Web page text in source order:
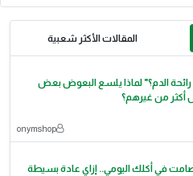
المقالات الأكثر شعبية
الدم؟" لماذا يلسع البعوض بعض
أكثر من غيرهم؟
onymshop
في أكلك اليومي.. إزاي عادة بسيطة